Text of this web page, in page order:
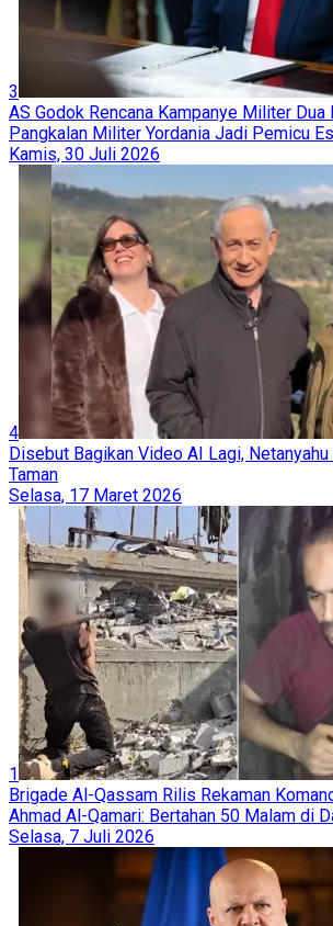
3
AS Godok Rencana Kampanye Militer Dua
Pangkalan Militer Yordania Jadi Pemicu
Kamis, 30 Juli 2026
4
Disebut Bagikan Video AI Lagi,
Taman
Selasa, 17 Maret 2026
1
Brigade Al-Qassam Rilis Rekaman
Ahmad Al-Qamari: Bertahan 50 Malam di
Selasa, 7 Juli 2026